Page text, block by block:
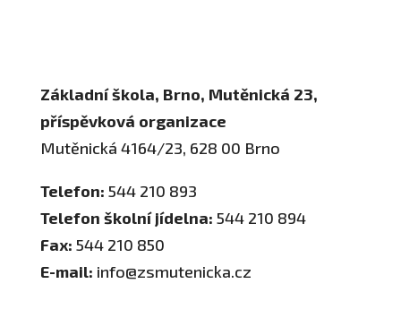
Základní škola, Brno, Mutěnická 23,
příspěvková organizace
Mutěnická 4164/23, 628 00 Brno
Telefon: 544 210 893
Telefon školní jídelna: 544 210 894
Fax: 544 210 850
E-mail: info@zsmutenicka.cz